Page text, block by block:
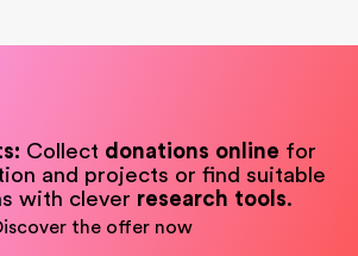
Collect donations online for
and projects or find suitable
with clever research tools.
the offer now